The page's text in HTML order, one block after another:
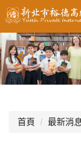
跳
到
主
要
內
容
區
首頁 最新消